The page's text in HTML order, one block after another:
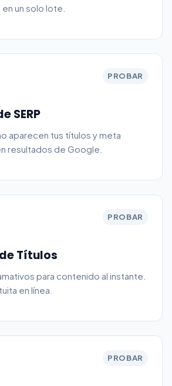
un solo lote.
PROBAR
SERP
aparecen tus títulos y meta
resultados de Google.
PROBAR
Títulos
para contenido al instante.
en línea.
PROBAR